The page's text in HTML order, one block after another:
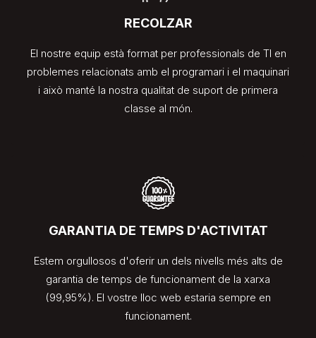
RECOLZAR
El nostre equip està format per professionals de TI en
problemes relacionats amb el programari i el maquinari
i això manté la nostra qualitat de suport de primera
classe al món.
GARANTIA DE TEMPS D'ACTIVITAT
Estem orgullosos d'oferir un dels nivells més alts de
garantia de temps de funcionament de la xarxa
(99,95%). El vostre lloc web estaria sempre en
funcionament.